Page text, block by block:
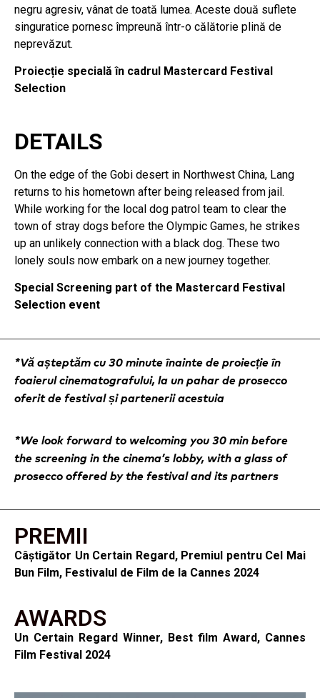
negru agresiv, vânat de toată lumea. Aceste două suflete
singuratice pornesc împreună într-o călătorie plină de
neprevăzut.
Proiecție specială în cadrul Mastercard Festival
Selection
DETAILS
On the edge of the Gobi desert in Northwest China, Lang
returns to his hometown after being released from jail.
While working for the local dog patrol team to clear the
town of stray dogs before the Olympic Games, he strikes
up an unlikely connection with a black dog. These two
lonely souls now embark on a new journey together.
Special Screening part of the Mastercard Festival
Selection event
*Vă așteptăm cu 30 minute înainte de proiecție în
foaierul cinematografului, la un pahar de prosecco
oferit de festival și partenerii acestuia
*We look forward to welcoming you 30 min before
the screening in the cinema’s lobby, with a glass of
prosecco offered by the festival and its partners
PREMII
Câștigător Un Certain Regard, Premiul pentru Cel Mai
Bun Film, Festivalul de Film de la Cannes 2024
AWARDS
Un Certain Regard Winner, Best film Award, Cannes
Film Festival 2024